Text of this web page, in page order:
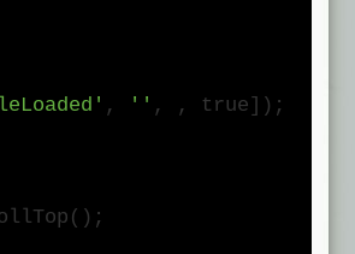
, '' , , true ]);